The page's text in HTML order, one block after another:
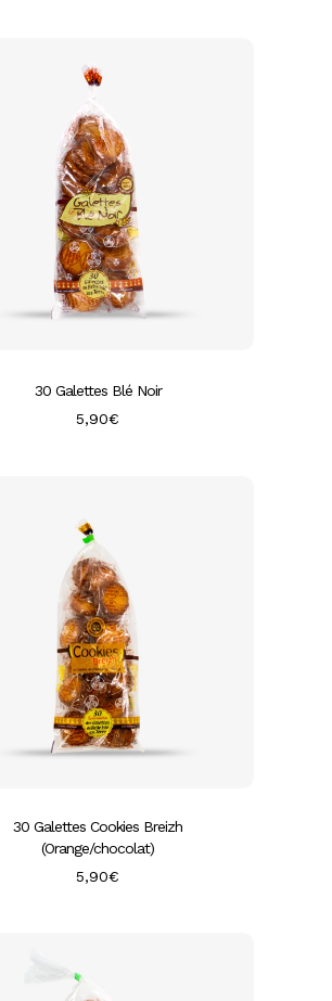
30 Galettes Blé Noir
5,90€
30 Galettes Cookies Breizh
(Orange/chocolat)
5,90€